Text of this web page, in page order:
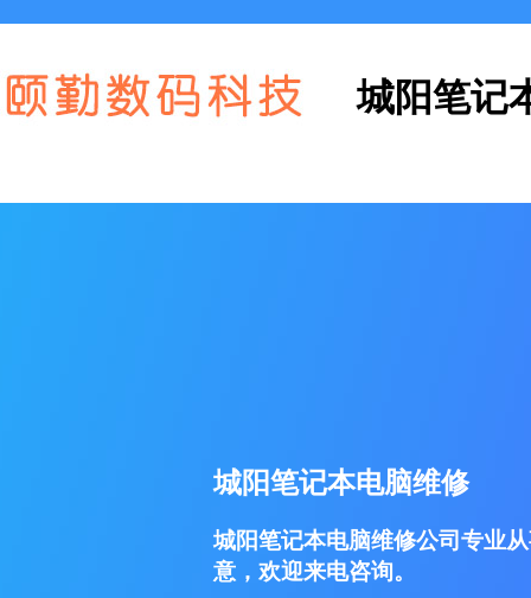
城阳笔记
城阳笔记本电脑维修
城阳笔记本电脑维修公司专业
意，欢迎来电咨询。